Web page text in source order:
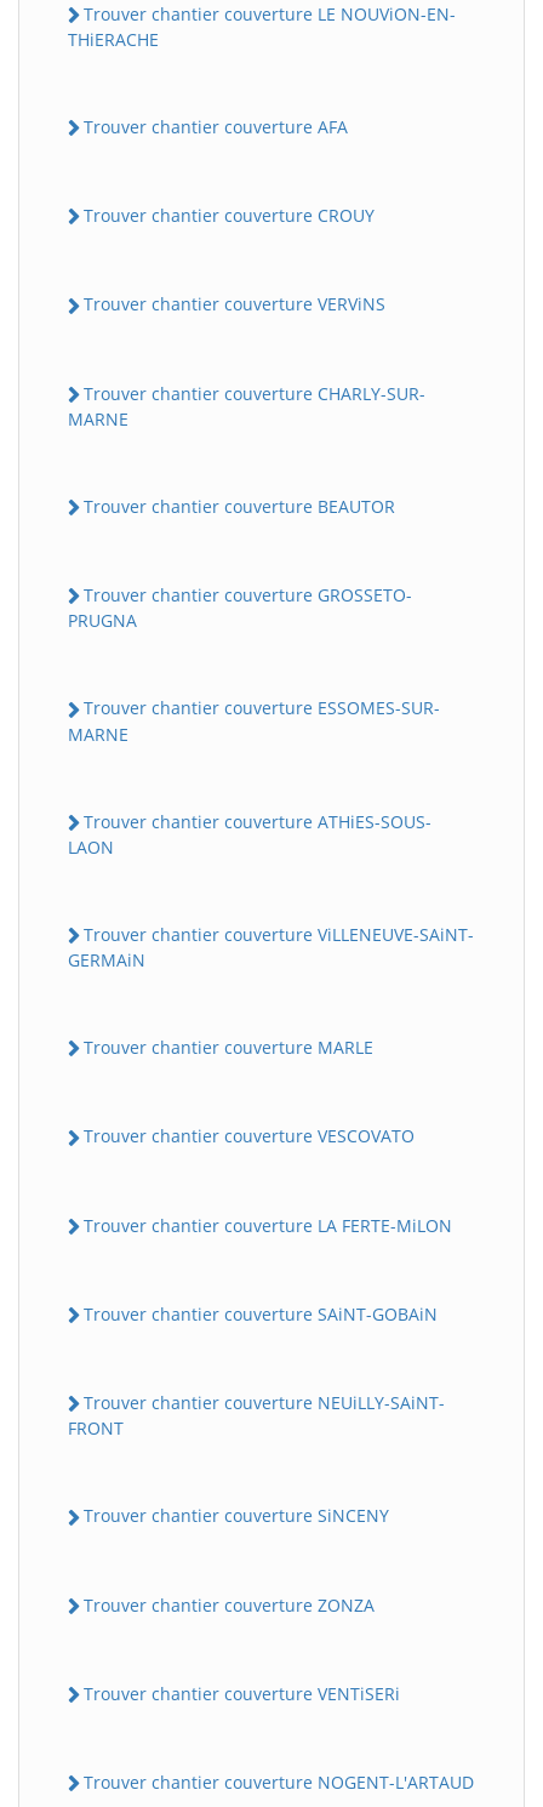
Trouver chantier couverture LE NOUViON-EN-
THiERACHE
Trouver chantier couverture AFA
Trouver chantier couverture CROUY
Trouver chantier couverture VERViNS
Trouver chantier couverture CHARLY-SUR-
MARNE
Trouver chantier couverture BEAUTOR
Trouver chantier couverture GROSSETO-
PRUGNA
Trouver chantier couverture ESSOMES-SUR-
MARNE
Trouver chantier couverture ATHiES-SOUS-
LAON
Trouver chantier couverture ViLLENEUVE-SAiNT-
GERMAiN
Trouver chantier couverture MARLE
Trouver chantier couverture VESCOVATO
Trouver chantier couverture LA FERTE-MiLON
Trouver chantier couverture SAiNT-GOBAiN
Trouver chantier couverture NEUiLLY-SAiNT-
FRONT
Trouver chantier couverture SiNCENY
Trouver chantier couverture ZONZA
Trouver chantier couverture VENTiSERi
Trouver chantier couverture NOGENT-L'ARTAUD